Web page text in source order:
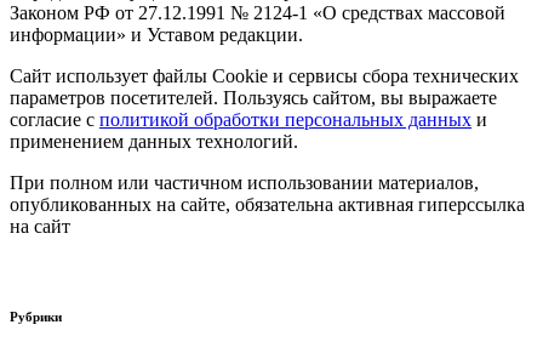
Законом РФ от 27.12.1991 № 2124-1 «О средствах массовой
информации» и Уставом редакции.
Сайт использует файлы Cookie и сервисы сбора технических
параметров посетителей. Пользуясь сайтом, вы выражаете
согласие с политикой обработки персональных данных и
применением данных технологий.
При полном или частичном использовании материалов,
опубликованных на сайте, обязательна активная гиперссылка
на сайт
Рубрики